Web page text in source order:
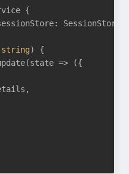
{
SessionStore
string) {
state => ({